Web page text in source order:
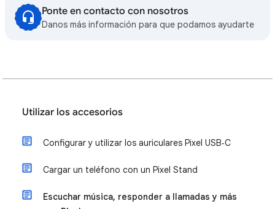
Ponte en contacto con nosotros
Danos más información para que podamos ayudarte
Utilizar los accesorios
Configurar y utilizar los auriculares Pixel USB‑C
Cargar un teléfono con un Pixel Stand
Escuchar música, responder a llamadas y más